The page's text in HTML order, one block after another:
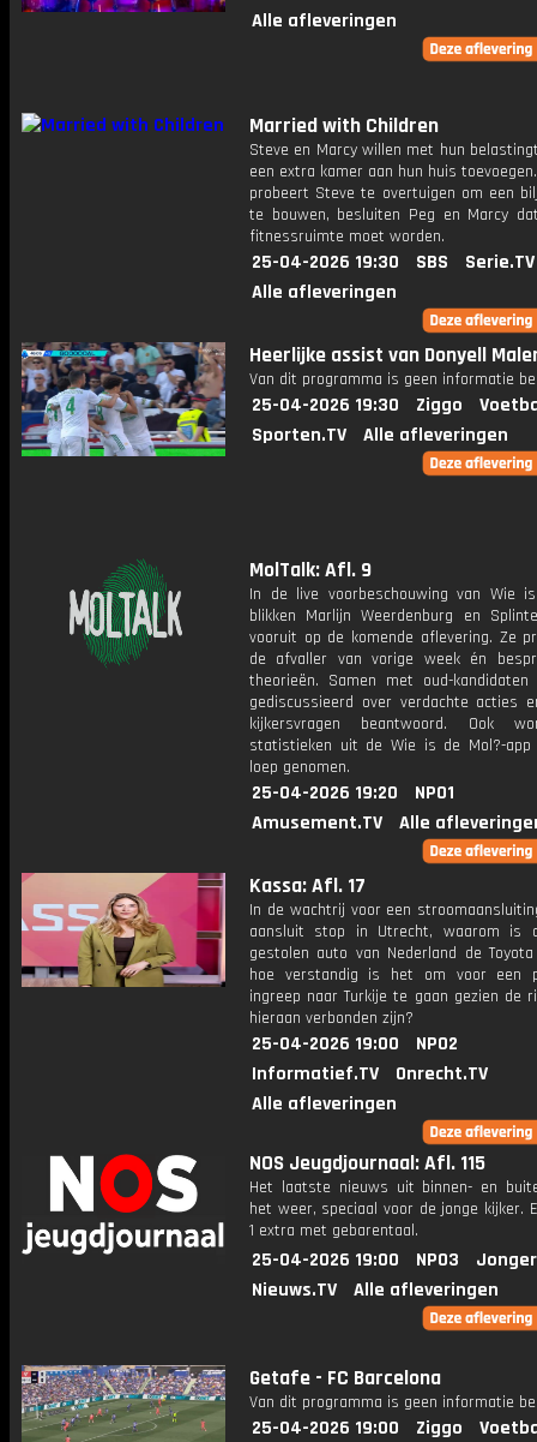
Alle afleveringen
Married with Children
Steve en Marcy willen met hun
een extra kamer aan hun huis
probeert Steve te overtuigen om een
te bouwen, besluiten Peg en Marcy
fitnessruimte moet worden.
25-04-2026 19:30 SBS
Serie.TV
Alle afleveringen
Heerlijke assist van Donyell
Van dit programma is geen informatie
25-04-2026 19:30 Ziggo
Sporten.TV
Alle afleveringen
MolTalk: Afl. 9
In de live voorbeschouwing van Wie
blikken Marlijn Weerdenburg en
vooruit op de komende aflevering. Ze
de afvaller van vorige week én
theorieën. Samen met oud-
gediscussieerd over verdachte acties
kijkersvragen beantwoord. Ook
statistieken uit de Wie is de Mol?-app
loep genomen.
25-04-2026 19:20
NPO1
Amusement.TV
Alle
Kassa: Afl. 17
In de wachtrij voor een
aansluit stop in Utrecht, waarom is
gestolen auto van Nederland de
hoe verstandig is het om voor een
ingreep naar Turkije te gaan gezien de
hieraan verbonden zijn?
25-04-2026 19:00
NPO2
Informatief.TV
Onrecht.TV
Alle afleveringen
NOS Jeugdjournaal: Afl. 115
Het laatste nieuws uit binnen- en
het weer, speciaal voor de jonge kijker.
1 extra met gebarentaal.
25-04-2026 19:00 NPO3
Nieuws.TV
Alle afleveringen
Getafe - FC Barcelona
Van dit programma is geen informatie
25-04-2026 19:00 Ziggo